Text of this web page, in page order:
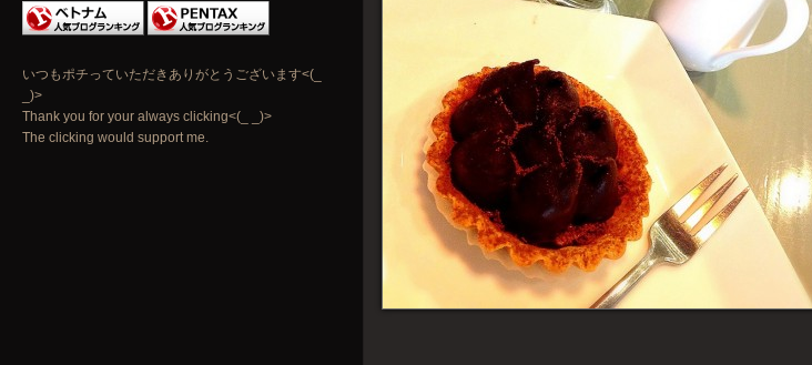
いつもポチっていただきありがとうございます<(_
_)>
Thank you for your always clicking<(_ _)>
The clicking would support me.